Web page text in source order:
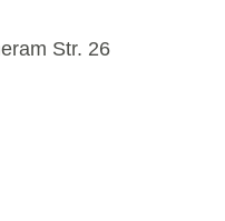
Str. 26